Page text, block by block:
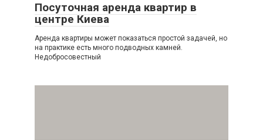
Посуточная аренда квартир в
центре Киева
Аренда квартиры может показаться простой задачей, но
на практике есть много подводных камней.
Недобросовестный